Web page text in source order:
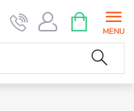
KOŠÍK